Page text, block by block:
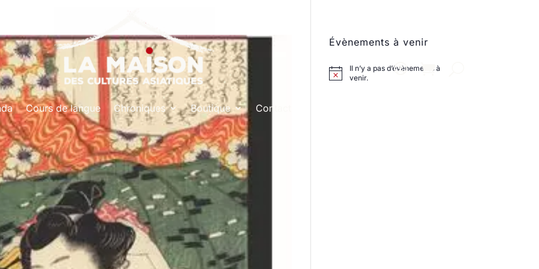
Cours de langue Chroniques Boutique Contact
Évènements à venir
Il n’y a pas d’évènements à
venir.